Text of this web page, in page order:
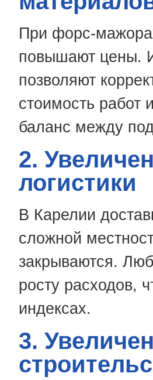
При форс-
повышают цены.
позволяют
стоимость работ
баланс между
2.
логистики
В Карелии
сложной
закрываются.
росту расходов,
индексах.
3.